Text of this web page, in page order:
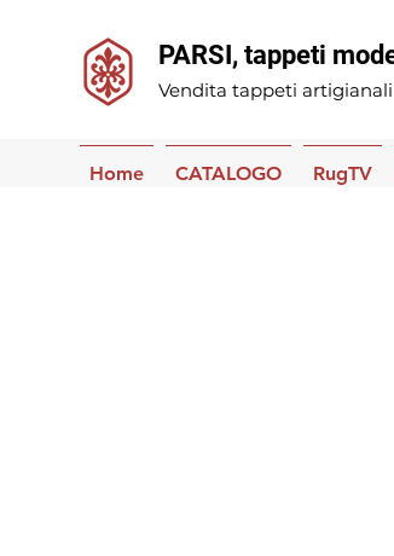
PARSI, tappeti
Vendita tappeti
Home CATALOGO RugTV